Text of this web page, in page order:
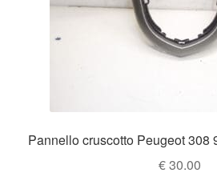
Pannello cruscotto Peugeot 308
€30.00